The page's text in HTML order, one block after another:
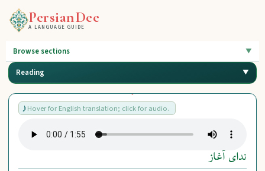
PersianDee
A LANGUAGE GUIDE
Browse sections
Reading
Hover for English translation; click for audio.
ندای آغاز